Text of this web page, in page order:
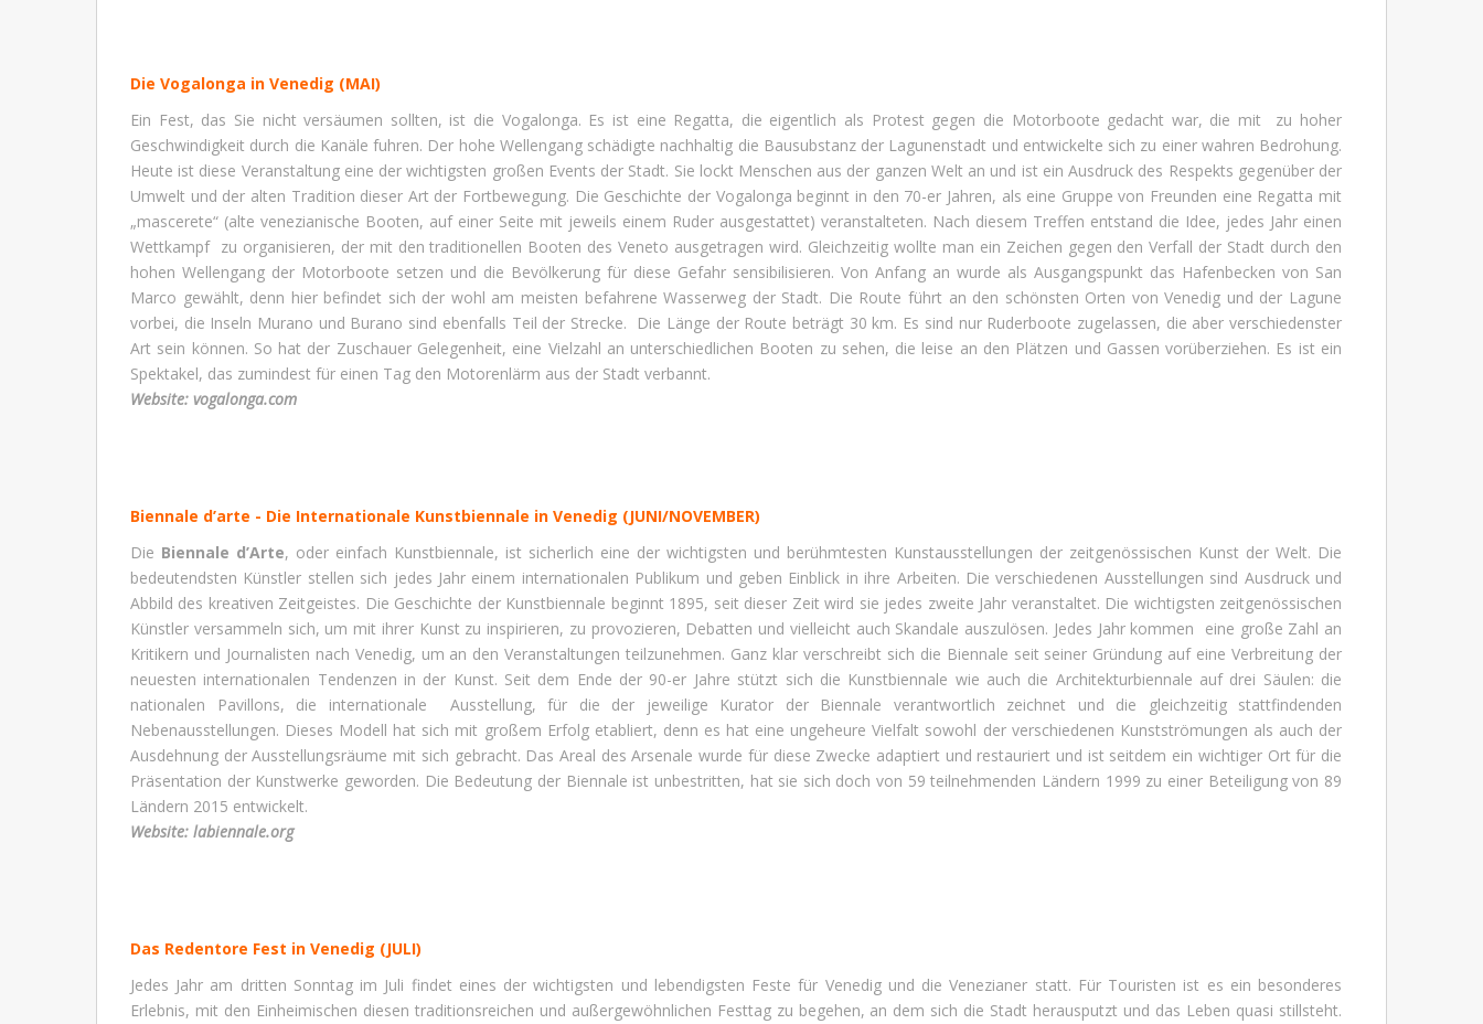
Die Vogalonga in Venedig (MAI)
Ein Fest, das Sie nicht versäumen sollten, ist die Vogalonga. Es ist eine Regatta, die eigentlich als Protest gegen die Motorboote gedacht war, die mit zu hoher
Geschwindigkeit durch die Kanäle fuhren. Der hohe Wellengang schädigte nachhaltig die Bausubstanz der Lagunenstadt und entwickelte sich zu einer wahren Bedrohung.
Heute ist diese Veranstaltung eine der wichtigsten großen Events der Stadt. Sie lockt Menschen aus der ganzen Welt an und ist ein Ausdruck des Respekts gegenüber der
Umwelt und der alten Tradition dieser Art der Fortbewegung. Die Geschichte der Vogalonga beginnt in den 70-er Jahren, als eine Gruppe von Freunden eine Regatta mit
„mascerete“ (alte venezianische Booten, auf einer Seite mit jeweils einem Ruder ausgestattet) veranstalteten. Nach diesem Treffen entstand die Idee, jedes Jahr einen
Wettkampf zu organisieren, der mit den traditionellen Booten des Veneto ausgetragen wird. Gleichzeitig wollte man ein Zeichen gegen den Verfall der Stadt durch den
hohen Wellengang der Motorboote setzen und die Bevölkerung für diese Gefahr sensibilisieren. Von Anfang an wurde als Ausgangspunkt das Hafenbecken von San
Marco gewählt, denn hier befindet sich der wohl am meisten befahrene Wasserweg der Stadt. Die Route führt an den schönsten Orten von Venedig und der Lagune
vorbei, die Inseln Murano und Burano sind ebenfalls Teil der Strecke. Die Länge der Route beträgt 30 km. Es sind nur Ruderboote zugelassen, die aber verschiedenster
Art sein können. So hat der Zuschauer Gelegenheit, eine Vielzahl an unterschiedlichen Booten zu sehen, die leise an den Plätzen und Gassen vorüberziehen. Es ist ein
Spektakel, das zumindest für einen Tag den Motorenlärm aus der Stadt verbannt.
Website: vogalonga.com
Biennale d’arte - Die Internationale Kunstbiennale in Venedig (JUNI/NOVEMBER)
Die Biennale d’Arte, oder einfach Kunstbiennale, ist sicherlich eine der wichtigsten und berühmtesten Kunstausstellungen der zeitgenössischen Kunst der Welt. Die
bedeutendsten Künstler stellen sich jedes Jahr einem internationalen Publikum und geben Einblick in ihre Arbeiten. Die verschiedenen Ausstellungen sind Ausdruck und
Abbild des kreativen Zeitgeistes. Die Geschichte der Kunstbiennale beginnt 1895, seit dieser Zeit wird sie jedes zweite Jahr veranstaltet. Die wichtigsten zeitgenössischen
Künstler versammeln sich, um mit ihrer Kunst zu inspirieren, zu provozieren, Debatten und vielleicht auch Skandale auszulösen. Jedes Jahr kommen eine große Zahl an
Kritikern und Journalisten nach Venedig, um an den Veranstaltungen teilzunehmen. Ganz klar verschreibt sich die Biennale seit seiner Gründung auf eine Verbreitung der
neuesten internationalen Tendenzen in der Kunst. Seit dem Ende der 90-er Jahre stützt sich die Kunstbiennale wie auch die Architekturbiennale auf drei Säulen: die
nationalen Pavillons, die internationale Ausstellung, für die der jeweilige Kurator der Biennale verantwortlich zeichnet und die gleichzeitig stattfindenden
Nebenausstellungen. Dieses Modell hat sich mit großem Erfolg etabliert, denn es hat eine ungeheure Vielfalt sowohl der verschiedenen Kunstströmungen als auch der
Ausdehnung der Ausstellungsräume mit sich gebracht. Das Areal des Arsenale wurde für diese Zwecke adaptiert und restauriert und ist seitdem ein wichtiger Ort für die
Präsentation der Kunstwerke geworden. Die Bedeutung der Biennale ist unbestritten, hat sie sich doch von 59 teilnehmenden Ländern 1999 zu einer Beteiligung von 89
Ländern 2015 entwickelt.
Website: labiennale.org
Das Redentore Fest in Venedig (JULI)
Jedes Jahr am dritten Sonntag im Juli findet eines der wichtigsten und lebendigsten Feste für Venedig und die Venezianer statt. Für Touristen ist es ein besonderes
Erlebnis, mit den Einheimischen diesen traditionsreichen und außergewöhnlichen Festtag zu begehen, an dem sich die Stadt herausputzt und das Leben quasi stillsteht.